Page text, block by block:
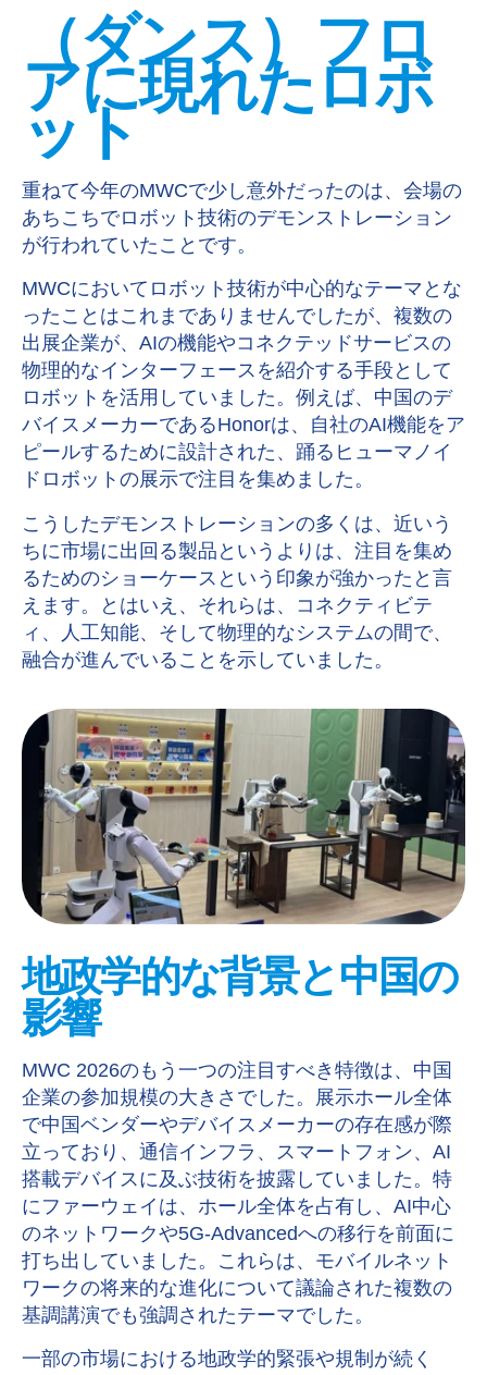
（ダンス）フロ
アに現れたロボ
ット
重ねて今年のMWCで少し意外だったのは、会場の
あちこちでロボット技術のデモンストレーション
が行われていたことです。
MWCにおいてロボット技術が中心的なテーマとな
ったことはこれまでありませんでしたが、複数の
出展企業が、 AIの機能やコネクテッドサービスの
物理的なインターフェースを紹介する手段として
ロボットを活用していました。例えば、中国のデ
バイスメーカーであるHonorは、自社のAI機能をア
ピールするために設計された、踊るヒューマノイ
ドロボットの展示で注目を集めました。
こうしたデモンストレーションの多くは、近いう
ちに市場に出回る製品というよりは、注目を集め
るためのショーケースという印象が強かったと言
えます。とはいえ、それらは、コネクティビテ
ィ、人工知能、そして物理的なシステムの間で、
融合が進んでいることを示していました。
地政学的な背景と中国の
影響
MWC 2026のもう一つの注目すべき特徴は、中国
企業の参加規模の大きさでした。展示ホール全体
で中国ベンダーやデバイスメーカーの存在感が際
立っており、通信インフラ、スマートフォン、 AI
搭載デバイスに及ぶ技術を披露していました。特
にファーウェイは、ホール全体を占有し、 AI中心
のネットワークや5G-Advancedへの移行を前面に
打ち出していました。これらは、モバイルネット
ワークの将来的な進化について議論された複数の
基調講演でも強調されたテーマでした。
一部の市場における地政学的緊張や規制が続く